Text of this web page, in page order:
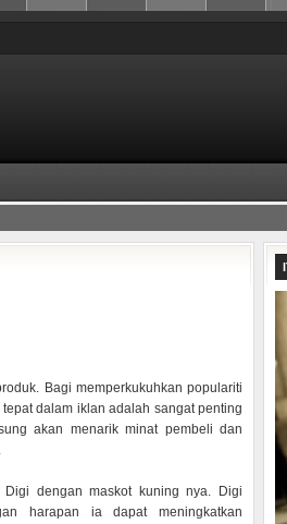
Bagi memperkukuhkan populariti
dalam iklan adalah sangat penting
akan menarik minat pembeli dan
dengan maskot kuning nya. Digi
harapan ia dapat meningkatkan